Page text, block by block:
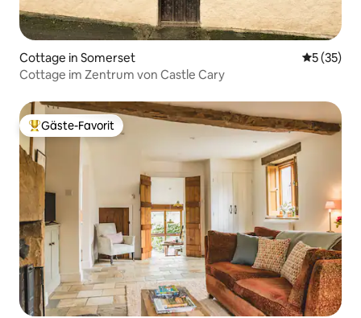
Cottage in Somerset
5 (35)
Cottage im Zentrum von Castle Cary
Beliebter Gäste-Favorit.
Gäste-Favorit